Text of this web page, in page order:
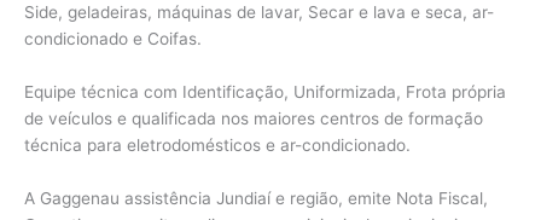
Side, geladeiras, máquinas de lavar, Secar e lava e seca, ar-
condicionado e Coifas.
Equipe técnica com Identificação, Uniformizada, Frota própria
de veículos e qualificada nos maiores centros de formação
técnica para eletrodomésticos e ar-condicionado.
A Gaggenau assistência Jundiaí e região, emite Nota Fiscal,